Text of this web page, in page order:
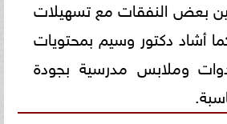
بعض النفقات مع تسهيلات
أشاد دكتور وسيم بمحتويات
وملابس مدرسية بجودة